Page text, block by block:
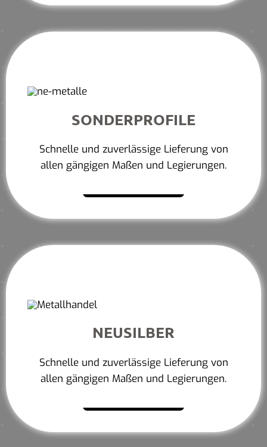
SONDERPROFILE
Schnelle und zuverlässige Lieferung von
allen gängigen Maßen und Legierungen.
NEUSILBER
Schnelle und zuverlässige Lieferung von
allen gängigen Maßen und Legierungen.